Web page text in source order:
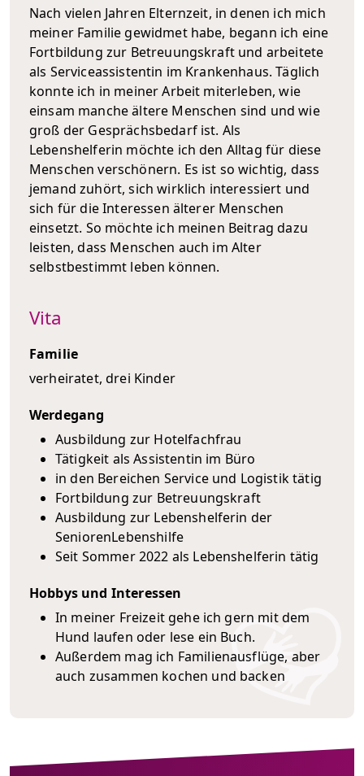
Nach vielen Jahren Elternzeit, in denen ich mich
meiner Familie gewidmet habe, begann ich eine
Fortbildung zur Betreuungskraft und arbeitete
als Serviceassistentin im Krankenhaus. Täglich
konnte ich in meiner Arbeit miterleben, wie
einsam manche ältere Menschen sind und wie
groß der Gesprächsbedarf ist. Als
Lebenshelferin möchte ich den Alltag für diese
Menschen verschönern. Es ist so wichtig, dass
jemand zuhört, sich wirklich interessiert und
sich für die Interessen älterer Menschen
einsetzt. So möchte ich meinen Beitrag dazu
leisten, dass Menschen auch im Alter
selbstbestimmt leben können.
Vita
Familie
verheiratet, drei Kinder
Werdegang
Ausbildung zur Hotelfachfrau
Tätigkeit als Assistentin im Büro
in den Bereichen Service und Logistik tätig
Fortbildung zur Betreuungskraft
Ausbildung zur Lebenshelferin der
SeniorenLebenshilfe
Seit Sommer 2022 als Lebenshelferin tätig
Hobbys und Interessen
In meiner Freizeit gehe ich gern mit dem
Hund laufen oder lese ein Buch.
Außerdem mag ich Familienausflüge, aber
auch zusammen kochen und backen